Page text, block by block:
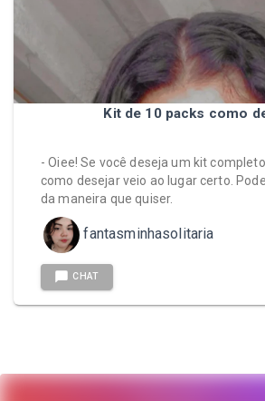
Kit de 10 packs como
- Oiee! Se você deseja um kit
como desejar veio ao lugar certo.
da maneira que quiser.
fantasminhasolitaria
CHAT